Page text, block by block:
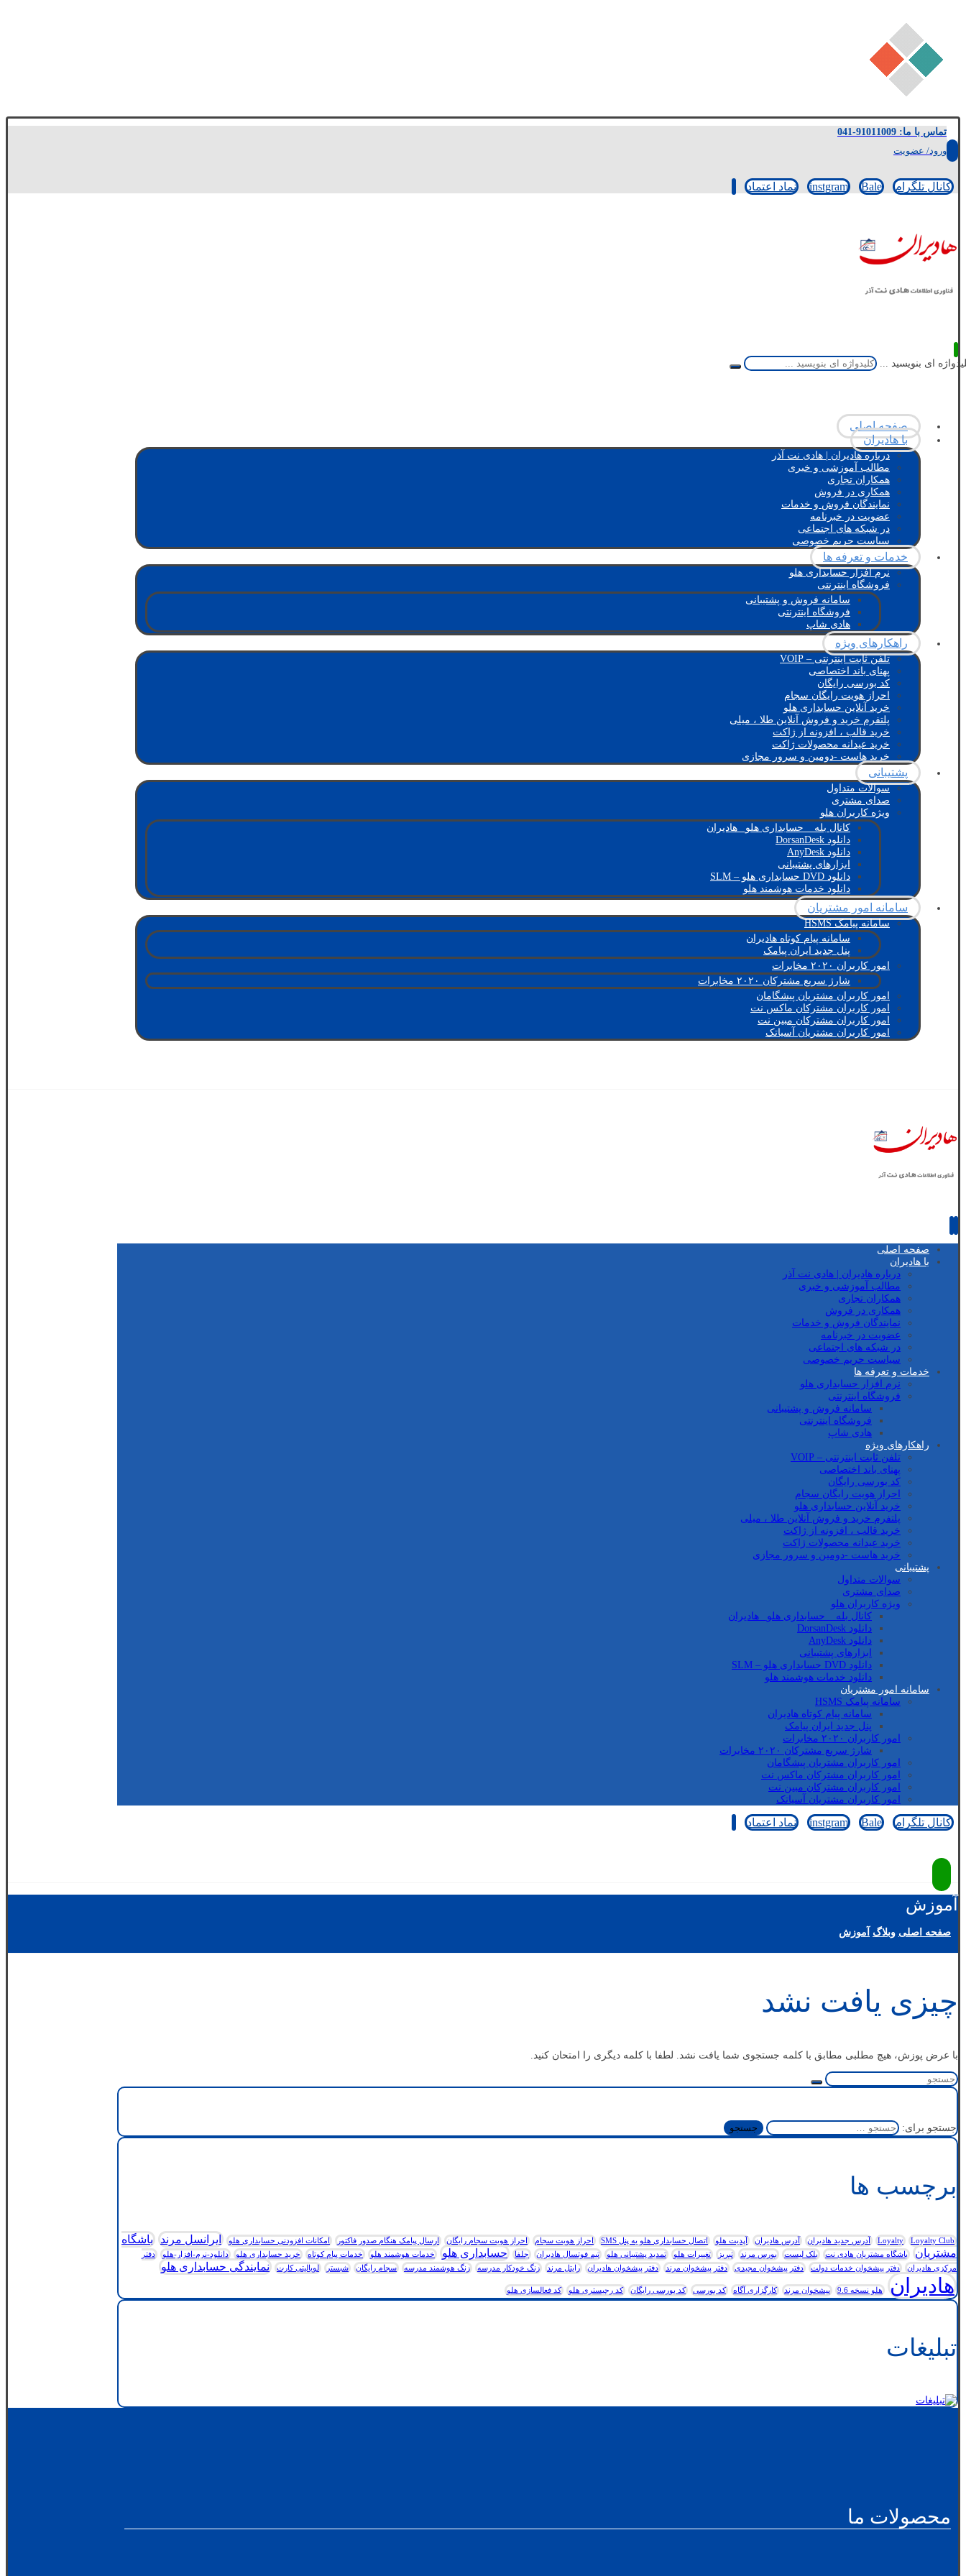
تماس با ما: 91011009-041
ورود/ عضویت
کانال تلگرام instgram Bale نماد اعتماد
ای بنویسید ...
صفحه اصلی
با هادیران
درباره هادیران | هادی نت آذر
مطالب آموزشی و خبری
همکاران تجاری
همکاری در فروش
نمایندگان فروش و خدمات
عضویت در خبرنامه
در شبکه های اجتماعی
سیاست حریم خصوصی
خدمات و تعرفه ها
نرم افزار حسابداری هلو
فروشگاه اینترنتی
سامانه فروش و پشتیبانی
فروشگاه اینترنتی
هادی شاپ
راهکارهای ویژه
تلفن ثابت اینترنتی – VOIP
پهنای باند اختصاصی
کد بورسی رایگان
احراز هویت رایگان سجام
خرید آنلاین حسابداری هلو
پلتفرم خرید و فروش آنلاین طلا ، میلی
خرید قالب ، افزونه از ژاکت
خرید عیدانه محصولات ژاکت
خرید هاست -دومین و سرور مجازی
پشتیبانی
سوالات متداول
صدای مشتری
ویژه کاربران هلو
کانال بله _ حسابداری هلو_ هادیران
دانلود DorsanDesk
دانلود AnyDesk
ابزارهای پشتیبانی
دانلود DVD حسابداری هلو – SLM
دانلود خدمات هوشمند هلو
سامانه امور مشتریان
سامانه پیامک HSMS
سامانه پیام کوتاه هادیران
پنل جدید ایران پیامک
امور کاربران ۲۰۲۰ مخابرات
شارژ سریع مشترکان ۲۰۲۰ مخابرات
امور کاربران مشتریان پیشگامان
امور کاربران مشترکان ماکس نت
امور کاربران مشترکان مبین نت
امور کاربران مشتریان آسیاتک
صفحه اصلی
با هادیران
درباره هادیران | هادی نت آذر
مطالب آموزشی و خبری
همکاران تجاری
همکاری در فروش
نمایندگان فروش و خدمات
عضویت در خبرنامه
در شبکه های اجتماعی
سیاست حریم خصوصی
خدمات و تعرفه ها
نرم افزار حسابداری هلو
فروشگاه اینترنتی
سامانه فروش و پشتیبانی
فروشگاه اینترنتی
هادی شاپ
راهکارهای ویژه
تلفن ثابت اینترنتی – VOIP
پهنای باند اختصاصی
کد بورسی رایگان
احراز هویت رایگان سجام
خرید آنلاین حسابداری هلو
پلتفرم خرید و فروش آنلاین طلا ، میلی
خرید قالب ، افزونه از ژاکت
خرید عیدانه محصولات ژاکت
خرید هاست -دومین و سرور مجازی
پشتیبانی
سوالات متداول
صدای مشتری
ویژه کاربران هلو
کانال بله _ حسابداری هلو_ هادیران
دانلود DorsanDesk
دانلود AnyDesk
ابزارهای پشتیبانی
دانلود DVD حسابداری هلو – SLM
دانلود خدمات هوشمند هلو
سامانه امور مشتریان
سامانه پیامک HSMS
سامانه پیام کوتاه هادیران
پنل جدید ایران پیامک
امور کاربران ۲۰۲۰ مخابرات
شارژ سریع مشترکان ۲۰۲۰ مخابرات
امور کاربران مشتریان پیشگامان
امور کاربران مشترکان ماکس نت
امور کاربران مشترکان مبین نت
امور کاربران مشتریان آسیاتک
کانال تلگرام instgram Bale نماد اعتماد
آموزش
صفحه اصلی وبلاگ آموزش
چیزی یافت نشد
با عرض پوزش، هیچ مطلبی مطابق با کلمه جستجوی شما یافت نشد. لطفا با کلمه دیگری را امتحان کنید.
جستجو برای:
برچسب ها
Loyalty Loyalty Club آدرس جدید هادیران آدرس هادیران آپدیت هلو اتصال حسابداری هلو به پنل SMS احراز هویت سجام احراز هویت سجام رایگان ارسال پیامک هنگام صدور فاکتور امکانات افزودنی حسابداری هلو ایرانسل مرند باشگاه
مشتریان
باشگاه مشتریان هادی نت بلک لیست بورس مرند تبریز تغییرات هلو تمدید پشتیبانی هلو تیم فوتسال هادیران جلفا حسابداری هلو خدمات هوشمند هلو خدمات پیام کوتاه خرید حسابداری هلو دانلود-نرم-افزار-هلو
دفتر
مرکزی هادیران
دفتر پیشخوان خدمات دولت دفتر پیشخوان مجیدی دفتر پیشخوان مرند دفتر پیشخوان هادیران رایتل مرند زنگ خودکار مدرسه زنگ هوشمند مدرسه سجام رایگان شبستر لویالیتی کارت نمایندگی حسابداری هلو
هادیران هلو نسخه 9.6 پیشخوان مرند کارگزاری آگاه کد بورسی کد بورسی رایگان کد رجیستری هلو کد فعالسازی هلو
تبلیغات
محصولات ما